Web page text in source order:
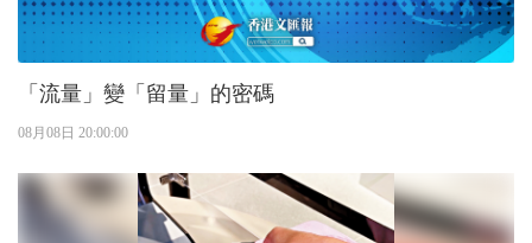
「流量」變「留量」的密碼
08月08日 20:00:00